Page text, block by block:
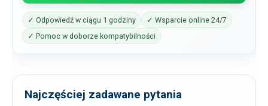
✓ Odpowiedź w ciągu 1 godziny
✓ Wsparcie online 24/7
✓ Pomoc w doborze kompatybilności
Najczęściej zadawane pytania